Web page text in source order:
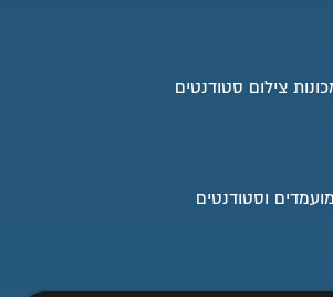
עשויים לחול שינויים בהתאם
צילום סטודנטים
וסטודנטים